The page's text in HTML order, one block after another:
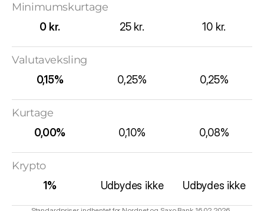
Minimumskurtage
0 kr. 25 kr. 10 kr.
Valutaveksling
0,15% 0,25% 0,25%
Kurtage
0,00% 0,10% 0,08%
Krypto
1% Udbydes ikke Udbydes ikke